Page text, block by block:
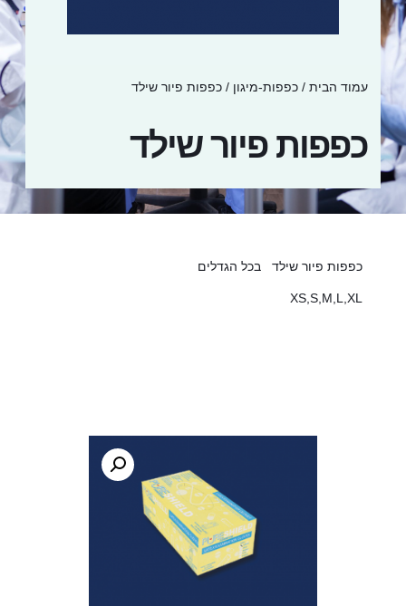
עמוד הבית / כפפות-מיגון / כפפות פיור שילד
כפפות פיור שילד
כפפות פיור שילד בכל הגדלים
XS,S,M,L,XL